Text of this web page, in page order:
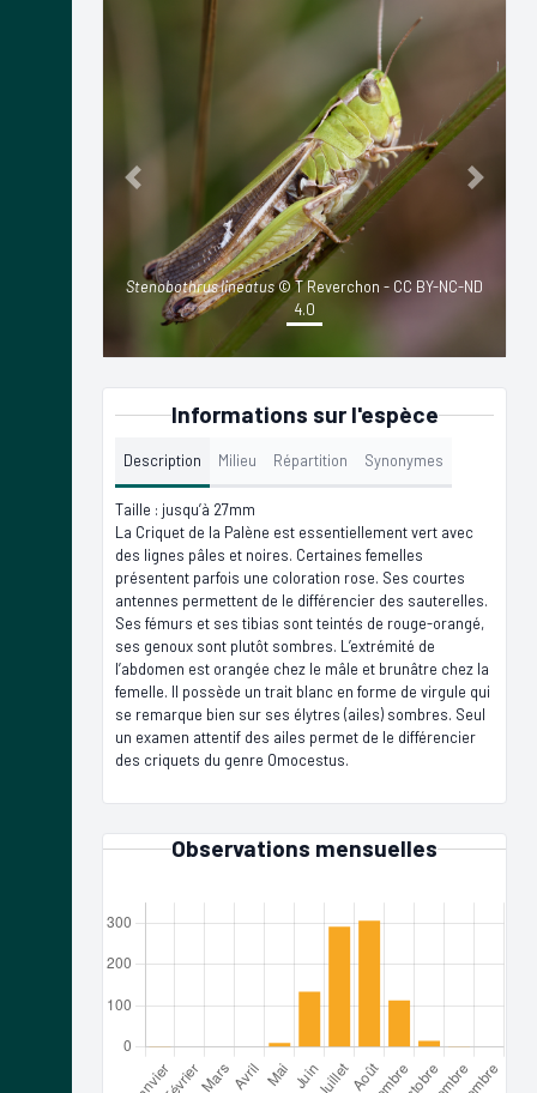
Stenobothrus lineatus© T Reverchon - CC BY-NC-ND
4.0
Previous Next
Informations sur l'espèce
Description Milieu Répartition Synonymes
Taille : jusqu’à 27mm
La Criquet de la Palène est essentiellement vert avec
des lignes pâles et noires. Certaines femelles
présentent parfois une coloration rose. Ses courtes
antennes permettent de le différencier des sauterelles.
Ses fémurs et ses tibias sont teintés de rouge-orangé,
ses genoux sont plutôt sombres. L’extrémité de
l’abdomen est orangée chez le mâle et brunâtre chez la
femelle. Il possède un trait blanc en forme de virgule qui
se remarque bien sur ses élytres (ailes) sombres. Seul
un examen attentif des ailes permet de le différencier
des criquets du genre Omocestus.
Observations mensuelles